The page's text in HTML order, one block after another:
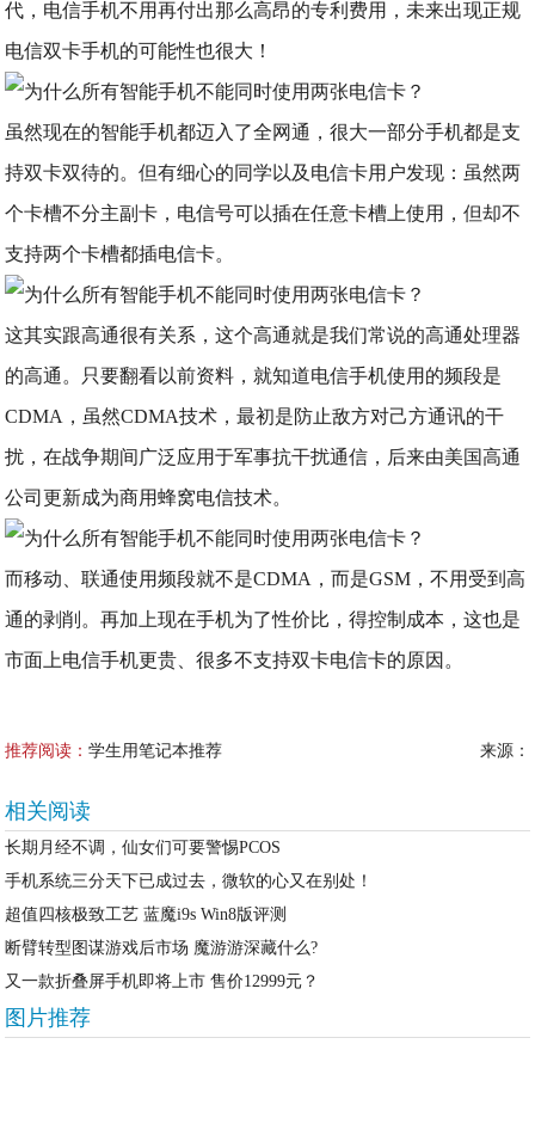
代，电信手机不用再付出那么高昂的专利费用，未来出现正规
电信双卡手机的可能性也很大！
虽然现在的智能手机都迈入了全网通，很大一部分手机都是支
持双卡双待的。但有细心的同学以及电信卡用户发现：虽然两
个卡槽不分主副卡，电信号可以插在任意卡槽上使用，但却不
支持两个卡槽都插电信卡。
这其实跟高通很有关系，这个高通就是我们常说的高通处理器
的高通。只要翻看以前资料，就知道电信手机使用的频段是
CDMA，虽然CDMA技术，最初是防止敌方对己方通讯的干
扰，在战争期间广泛应用于军事抗干扰通信，后来由美国高通
公司更新成为商用蜂窝电信技术。
而移动、联通使用频段就不是CDMA，而是GSM，不用受到高
通的剥削。再加上现在手机为了性价比，得控制成本，这也是
市面上电信手机更贵、很多不支持双卡电信卡的原因。
推荐阅读：学生用笔记本推荐 来源：
相关阅读
长期月经不调，仙女们可要警惕PCOS
手机系统三分天下已成过去，微软的心又在别处！
超值四核极致工艺 蓝魔i9s Win8版评测
断臂转型图谋游戏后市场 魔游游深藏什么?
又一款折叠屏手机即将上市 售价12999元？
图片推荐